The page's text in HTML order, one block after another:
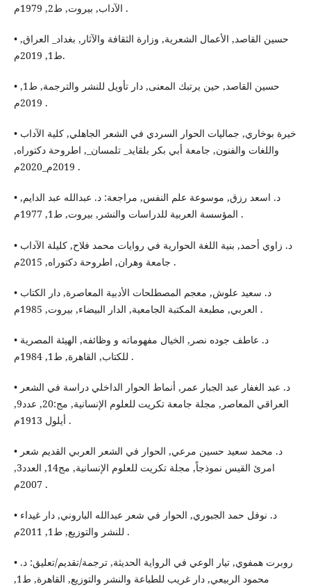
الآداب, بيروت, ط2, 1979م .
• حسين القاصد, الأعمال الشعرية, وزارة الثقافة والآثار, بغداد_ العراق,
ط1, 2019م.
• حسين القاصد, حين يرتبك المعنى, دار تأويل للنشر والترجمة, ط1,
2019م .
• خيرة بوخاري, جماليات الحوار السردي في الشعر الجاهلي, كلية الآداب
واللغات والفنون, جامعة أبي بكر بلقايد_ تلمسان_, اطروحة دكتوراه,
2019م_2020م .
• د. اسعد رزق, موسوعة علم النفس, مراجعة: د. عبدالله عبد الدايم,
المؤسسة العربية للدراسات والنشر, بيروت, ط1, 1977م .
• د. زاوي أحمد, بنية اللغة الحوارية في روايات محمد فلاح, كليلة الآداب
جامعة وهران, اطروحة دكتوراه, 2015م .
• د. سعيد علوش, معجم المصطلحات الأدبية المعاصرة, دار الكتاب
العربي, مطبعة المكتبة الجامعية, الدار البيضاء, بيروت, 1985م .
• د. عاطف جوده نصر, الخيال مفهوماته و وظائفه, الهيئة المصرية
للكتاب, القاهرة, ط1, 1984م .
• د. عبد الغفار عبد الجبار عمر, أنماط الحوار الداخلي دراسة في الشعر
العراقي المعاصر, مجلة جامعة تكريت للعلوم الإنسانية, مج:20, عدد9,
أيلول 1913م .
• د. محمد سعيد حسين مرعي, الحوار في الشعر العربي القديم شعر
امرئ القيس نموذجاً, مجلة تكريت للعلوم الإنسانية, مج14, العدد3,
2007م .
• د. نوفل حمد الجبوري, الحوار في شعر عبدالله الباروني, دار غيداء
للنشر والتوزيع, ط1, 2011م .
• روبرت همفوي, تيار الوعي في الرواية الحديثة, ترجمة/تقديم/تعليق: د.
محمود الربيعي, دار غريب للطباعة والنشر والتوزيع, القاهرة, ط1,